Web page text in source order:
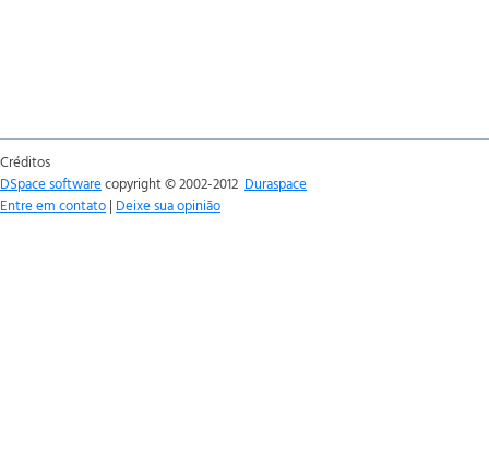
Créditos
DSpace softwarecopyright © 2002-2012 Duraspace
Entre em contato | Deixe sua opinião